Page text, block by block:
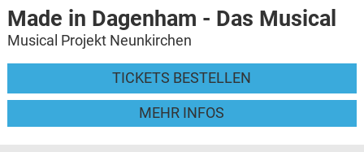
Made in Dagenham - Das Musical
Musical Projekt Neunkirchen
TICKETS BESTELLEN
MEHR INFOS